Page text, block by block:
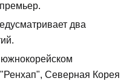
два
южнокорейском
"Ренхап", Северная Корея